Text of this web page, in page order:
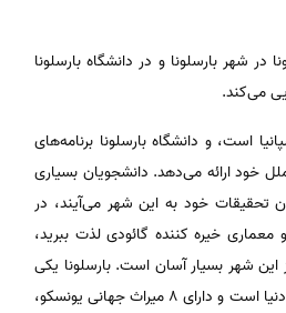
در شهر بارسلونا و در دانشگاه بارسلونا
می‌کند.
است، و دانشگاه بارسلونا برنامه‌های
خود ارائه می‌دهد. دانشجویان بسیاری
تحقیقات خود به این شهر می‌آیند، در
معماری خیره کننده گائودی لذت ببرید،
این شهر بسیار آسان است. بارسلونا یکی
از مقاصد توریستی مشهور در دنیا است و دارای ۸ میراث جهانی یونسکو،